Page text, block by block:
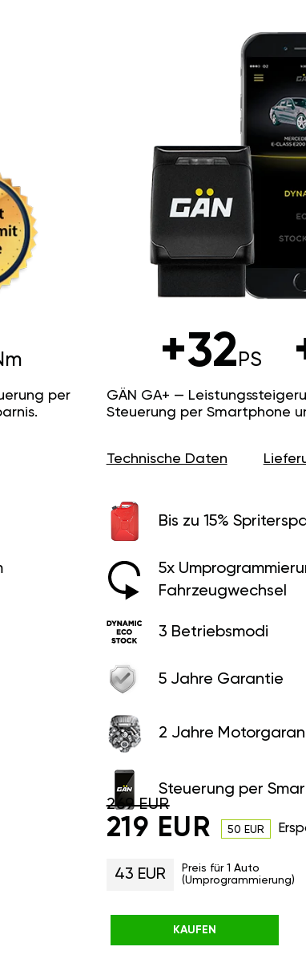
+32PS
GÄN GA+ —
Steuerung per Smartphone
Technische Daten
Bis zu 15%
5x
Fahrzeugwechsel
3 Betriebsmodi
5 Jahre Garantie
2 Jahre
Steuerung per
269 EUR
219 EUR 50 EUR
43 EUR
Preis für 1 Auto
(Umprogrammierung)
KAUFEN
per